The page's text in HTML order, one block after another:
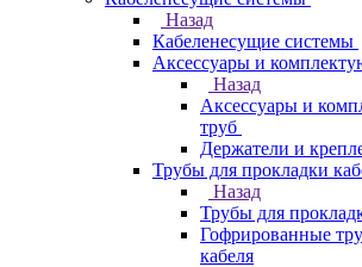
Назад
Кабеленесущие системы
Аксессуары и
Назад
Аксессуары и
труб
Держатели и
Трубы для прокладки
Назад
Трубы для
Гофрированные
кабеля